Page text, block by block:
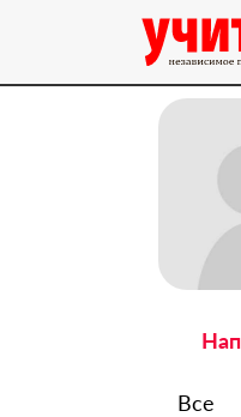
Все